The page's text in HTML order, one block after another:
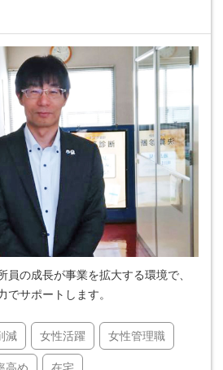
員の成長が事業を拡大する環境で、
でサポートします。
減 女性活躍 女性管理職
高め 在宅